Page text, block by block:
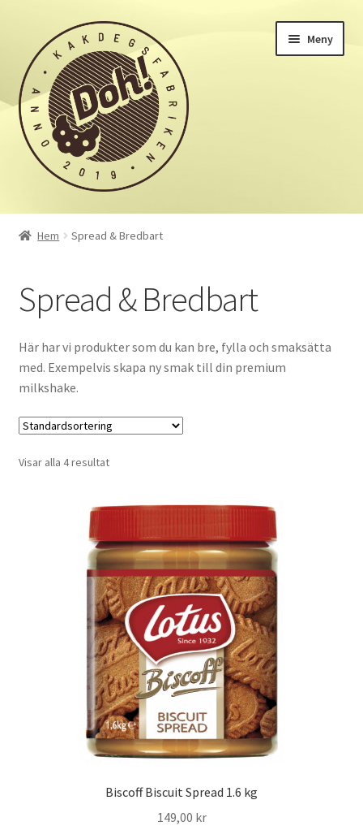
navigering
innehåll
Meny
Hem
Mitt konto
Till kassan
Varukorg
Villkor
Hem Spread & Bredbart
Spread & Bredbart
Här har vi produkter som du kan bre, fylla och smaksätta
med. Exempelvis skapa ny smak till din premium
milkshake.
Visar alla 4 resultat
Biscoff Biscuit Spread 1.6 kg
149,00 kr